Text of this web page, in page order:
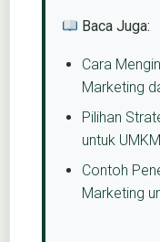
Baca Juga:
Cara
Marketing
Pilihan
untuk UMKM
Contoh
Marketing